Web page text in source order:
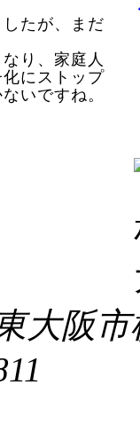
たが、まだ
り、家庭人
にストップ
いですね。
大阪市